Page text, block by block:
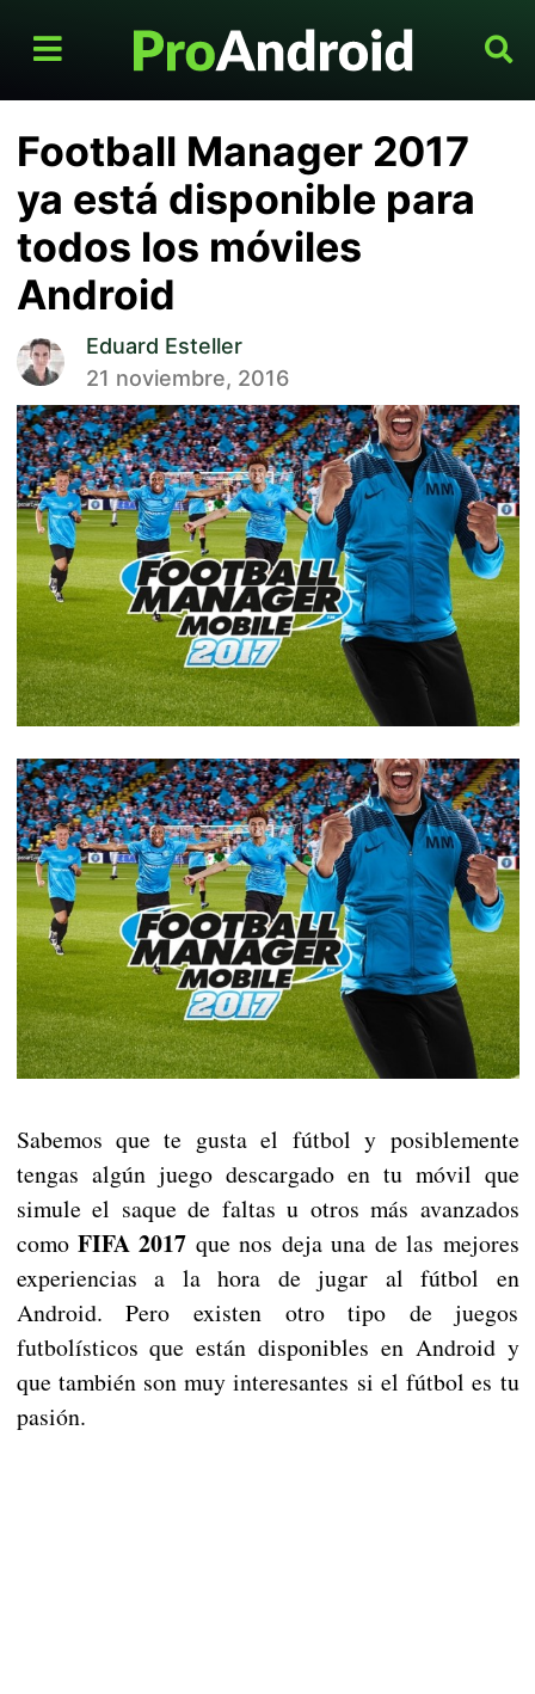
Football Manager 2017
ya está disponible para
todos los móviles
Android
Eduard Esteller
21 noviembre, 2016
Sabemos que te gusta el fútbol y posiblemente
tengas algún juego descargado en tu móvil que
simule el saque de faltas u otros más avanzados
como FIFA 2017 que nos deja una de las mejores
experiencias a la hora de jugar al fútbol en
Android. Pero existen otro tipo de juegos
futbolísticos que están disponibles en Android y
que también son muy interesantes si el fútbol es tu
pasión.